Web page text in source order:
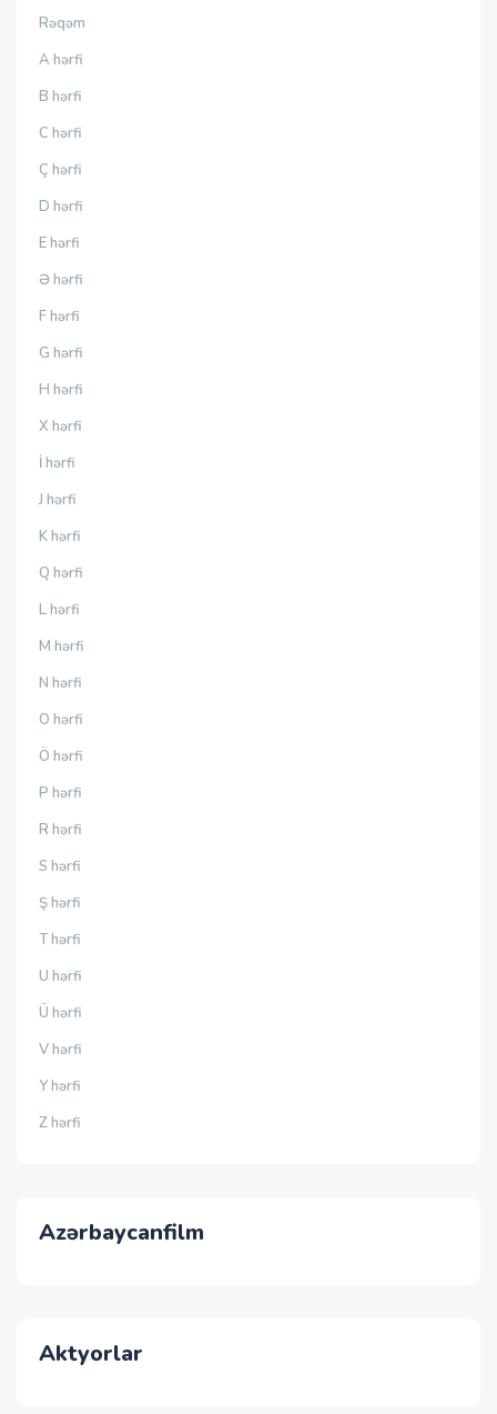
Rəqəm
A hərfi
B hərfi
C hərfi
Ç hərfi
D hərfi
E hərfi
Ə hərfi
F hərfi
G hərfi
H hərfi
X hərfi
İ hərfi
J hərfi
K hərfi
Q hərfi
L hərfi
M hərfi
N hərfi
O hərfi
Ö hərfi
P hərfi
R hərfi
S hərfi
Ş hərfi
T hərfi
U hərfi
Ü hərfi
V hərfi
Y hərfi
Z hərfi
Azərbaycanfilm
Aktyorlar